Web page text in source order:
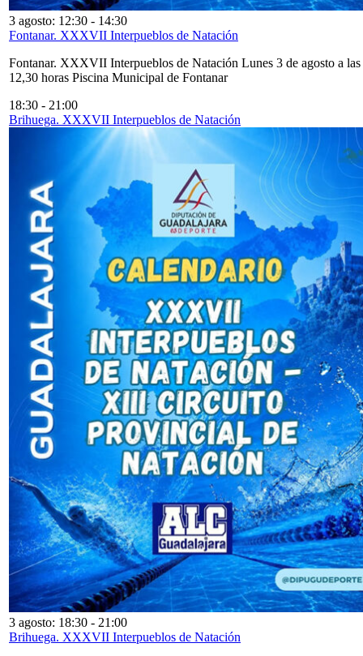
3 agosto: 12:30 - 14:30
Fontanar. XXXVII Interpueblos de Natación
Fontanar. XXXVII Interpueblos de Natación Lunes 3 de agosto a las
12,30 horas Piscina Municipal de Fontanar
18:30 - 21:00
Brihuega. XXXVII Interpueblos de Natación
3 agosto: 18:30 - 21:00
Brihuega. XXXVII Interpueblos de Natación